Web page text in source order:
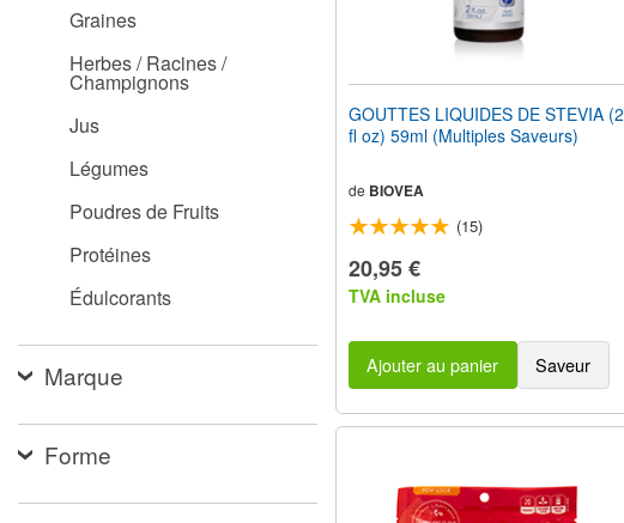
d'écran ;
Graines
Herbes / Racines /
Champignons
Jus
Légumes
Poudres de Fruits
Protéines
Édulcorants
Marque
Forme
GOUTTES LIQUIDES DE STEVIA (2
fl oz) 59ml (Multiples Saveurs)
de BIOVEA
(15)
20,95 €
TVA incluse
Ajouter au panier Saveur